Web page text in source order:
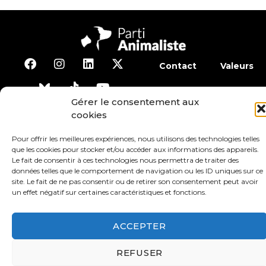
Gérer le consentement aux
cookies
Pour offrir les meilleures expériences, nous utilisons des technologies telles
que les cookies pour stocker et/ou accéder aux informations des appareils.
Le fait de consentir à ces technologies nous permettra de traiter des
données telles que le comportement de navigation ou les ID uniques sur ce
site. Le fait de ne pas consentir ou de retirer son consentement peut avoir
un effet négatif sur certaines caractéristiques et fonctions.
ACCEPTER
REFUSER
Contact Valeurs
Adhérer
Conditions générales d’utilisation
Protection des données Mentions légales